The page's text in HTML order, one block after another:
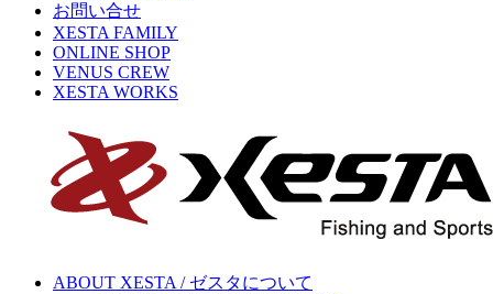
お問い合せ
XESTA FAMILY
ONLINE SHOP
VENUS CREW
XESTA WORKS
ABOUT XESTA / ゼスタについて